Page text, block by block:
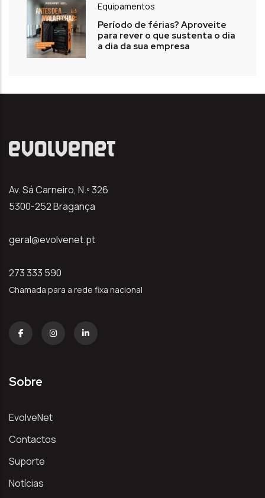
Equipamentos
Período de férias? Aproveite
para rever o que sustenta o dia
a dia da sua empresa
Av. Sá Carneiro, N.º 326
5300-252 Bragança
geral@evolvenet.pt
273 333 590
Chamada para a rede fixa nacional
Sobre
EvolveNet
Contactos
Suporte
Notícias